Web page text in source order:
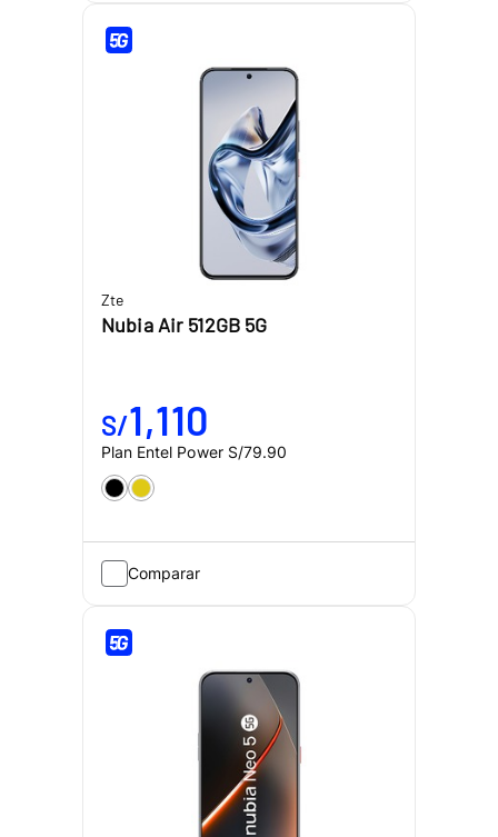
Zte
Nubia Air 512GB 5G
S/1,110
Plan Entel Power S/79.90
Comparar